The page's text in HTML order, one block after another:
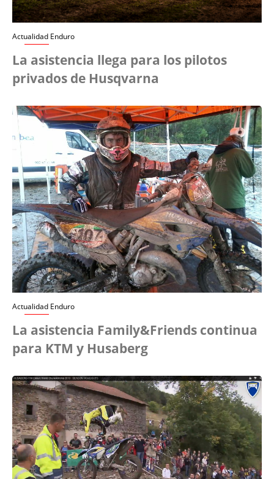
Actualidad Enduro
La asistencia llega para los pilotos
privados de Husqvarna
Actualidad Enduro
La asistencia Family&Friends continua
para KTM y Husaberg